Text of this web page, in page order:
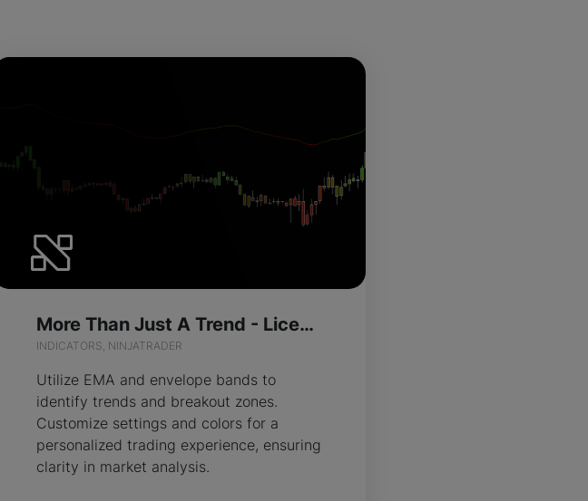
More Than Just A Trend - License Version
INDICATORS, NINJATRADER
Utilize EMA and envelope bands to
identify trends and breakout zones.
Customize settings and colors for a
personalized trading experience, ensuring
clarity in market analysis.